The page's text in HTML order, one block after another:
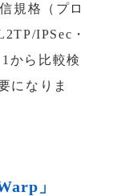
規格（プロ
IPSec・
から比較検
になりま
」